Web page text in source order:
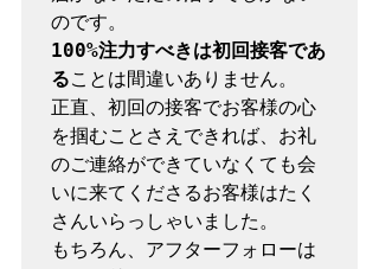
100%注力すべきは初回接客であ
ることは間違いありません。
正直、初回の接客でお客様の心
を掴むことさえできれば、お礼
のご連絡ができていなくても会
いに来てくださるお客様はたく
さんいらっしゃいました。
もちろん、アフターフォローは